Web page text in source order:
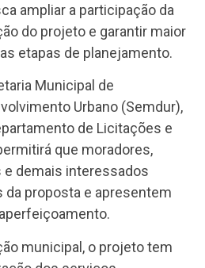
ampliar a participação da
do projeto e garantir maior
etapas de planejamento.
Municipal de
Urbano (Semdur),
de Licitações e
que moradores,
demais interessados
proposta e apresentem
municipal, o projeto tem